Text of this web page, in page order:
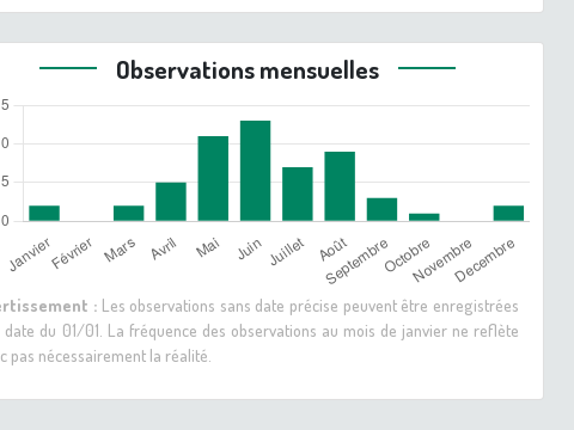
Observations mensuelles
:Les observations sans date précise peuvent être enregistrées
date du 01/01. La fréquence des observations au mois de janvier ne reflète
pas nécessairement la réalité.